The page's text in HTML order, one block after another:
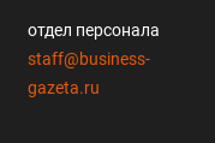
отдел персонала
staff@business-
gazeta.ru